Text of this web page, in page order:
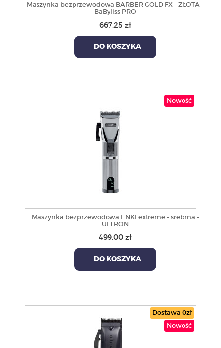
Maszynka bezprzewodowa BARBER GOLD FX - ZŁOTA -
BaByliss PRO
667,25 zł
DO KOSZYKA
Nowość
Maszynka bezprzewodowa ENKI extreme - srebrna -
ULTRON
499,00 zł
DO KOSZYKA
Dostawa 0zł
Nowość